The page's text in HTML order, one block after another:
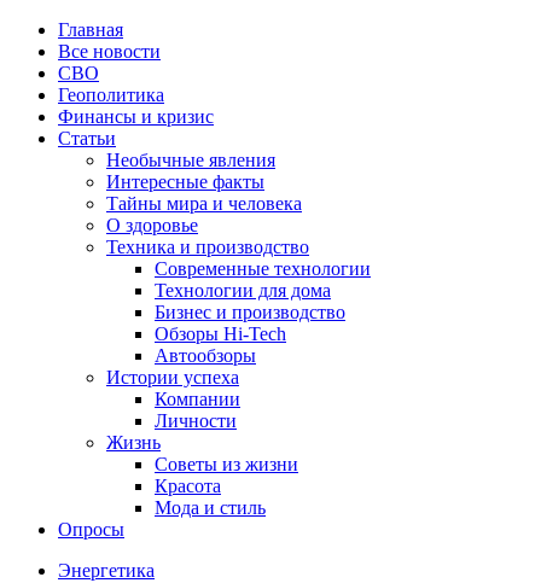
Главная
Все новости
СВО
Геополитика
Финансы и кризис
Статьи
Необычные явления
Интересные факты
Тайны мира и человека
О здоровье
Техника и производство
Современные технологии
Технологии для дома
Бизнес и производство
Обзоры Hi-Tech
Автообзоры
Истории успеха
Компании
Личности
Жизнь
Советы из жизни
Красота
Мода и стиль
Опросы
Энергетика